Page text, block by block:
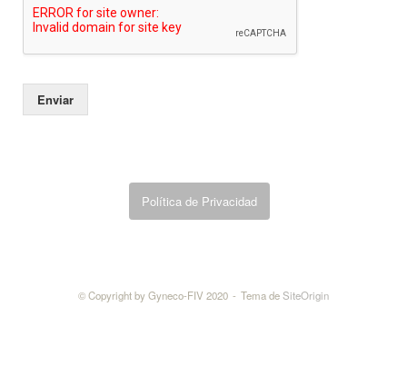
N
m
b
e
Enviar
Política de Privacidad
© Copyright by Gyneco-FIV 2020 Tema deSiteOrigin